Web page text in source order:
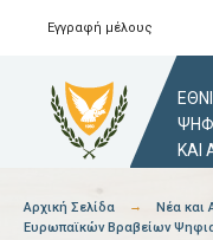
Skip
content
Εγγραφή μέλους
ΚΑΙ
Αρχική Σελίδα Νέα και
Ευρωπαϊκών Βραβείων
Αναζήτηση